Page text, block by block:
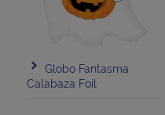
Globo Fantasma
Calabaza Foil